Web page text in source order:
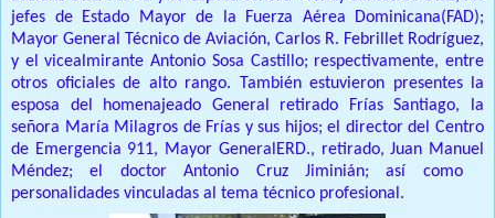
jefes de Estado Mayor de la Fuerza Aérea Dominicana(FAD);
Mayor General Técnico de Aviación, Carlos R. Febrillet Rodríguez,
y el vicealmirante Antonio Sosa Castillo; respectivamente, entre
otros oficiales de alto rango. También estuvieron presentes la
esposa del homenajeado General retirado Frías Santiago, la
señora María Milagros de Frías y sus hijos; el director del Centro
de Emergencia 911, Mayor GeneralERD., retirado, Juan Manuel
Méndez; el doctor Antonio Cruz Jiminián; así como
personalidades vinculadas al tema técnico profesional.